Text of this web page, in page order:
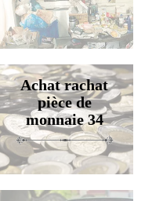
Achat rachat
pièce de
monnaie 34